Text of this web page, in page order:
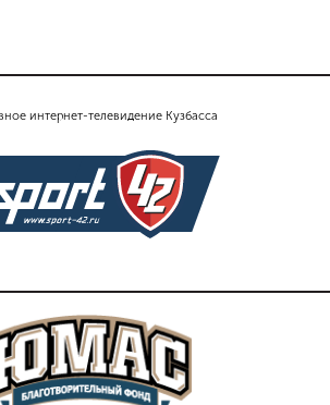
интернет-телевидение Кузбасса